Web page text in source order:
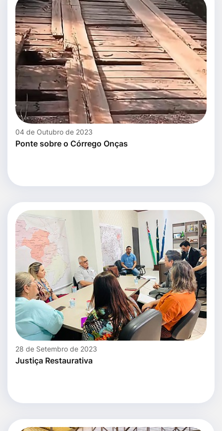
04 de Outubro de 2023
Ponte sobre o Córrego Onças
28 de Setembro de 2023
Justiça Restaurativa